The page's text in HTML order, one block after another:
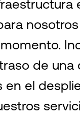
de una
en el